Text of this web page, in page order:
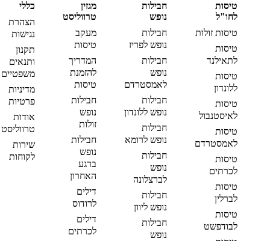
טיסות
לחו"ל
טיסות זולות
טיסות
לתאילנד
טיסות
ללונדון
טיסות
לאיסטנבול
טיסות
לאמסטרדם
טיסות
לכרתים
טיסות
לברלין
טיסות
לבודפשט
חבילות
נופש
חבילות
נופש לפריז
חבילות
נופש
לאמסטרדם
חבילות
נופש ללונדון
חבילות
נופש לרומא
חבילות
נופש
לברצלונה
חבילות
נופש ליוון
חבילות
נופש
מגזין
טרווליסט
מעקב
טיסות
המדריך
להזמנת
טיסות
חבילות
נופש
זולות
חבילות
נופש
ברגע
האחרון
דילים
לרודוס
דילים
לכרתים
כללי
הצהרת
נגישות
תקנון
ותנאים
משפטיים
מדיניות
פרטיות
אודות
טרווליסט
שירות
לקוחות